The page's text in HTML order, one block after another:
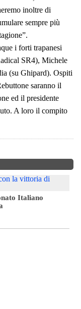
inoltre di
sempre più
i forti trapanesi
SR4), Michele
(su Ghipard). Ospiti
saranno il
ed il presidente
A loro il compito
Italiano